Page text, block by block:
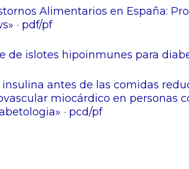
Alimentarios en España:
· pdf/pf
de islotes hipoinmunes para
antes de las comidas
miocárdico en personas
· pcd/pf